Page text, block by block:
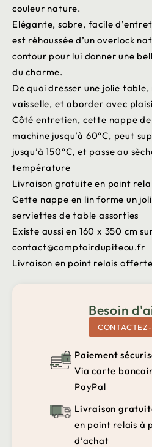
couleur nature.
Elégante, sobre, facile
est réhaussée d’un overlock
contour pour lui donner une
du charme.
De quoi dresser une jolie
vaisselle, et aborder avec
Côté entretien, cette nappe
machine jusqu’à 60°C, peut
jusqu’à 150°C, et passe au
température
Livraison gratuite en point
Cette nappe en lin forme un
serviettes de table assorties
Existe aussi en 160 x 350 cm
contact@comptoirdupiteou.fr
Livraison en point relais offerte
Besoin
Paiement
Via carte
PayPal
Livraison
en point relais à
d’achat